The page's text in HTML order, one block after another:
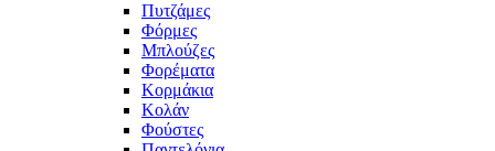
Πυτζάμες
Φόρμες
Μπλούζες
Φορέματα
Κορμάκια
Κολάν
Φούστες